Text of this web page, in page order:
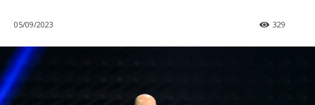
05/09/2023 329